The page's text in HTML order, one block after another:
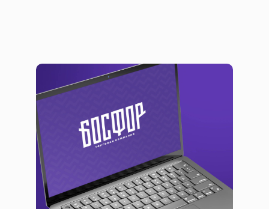
Презентация о бизнесе для бизнеса
Брендинг Презентации